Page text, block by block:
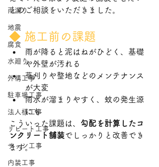
雨漏り
地震
腐食
水廻り
外構工事
駐車場工事
法人様工事
リピート工事
サッシ工事
内装工事
とのご相談をいただきました。
◆ 施工前の課題
雨が降ると泥はねがひどく、基礎
や外壁が汚れる
草刈りや整地などのメンテナンス
が大変
雨水が溜まりやすく、蚊の発生源
にも
こういった課題は、 勾配を計算したコ
ンクリート舗装でしっかりと改善でき
ます。